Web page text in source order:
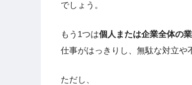
でしょう。
もう1つは個人または企業全体の
仕事がはっきりし、無駄な対立や
ただし、